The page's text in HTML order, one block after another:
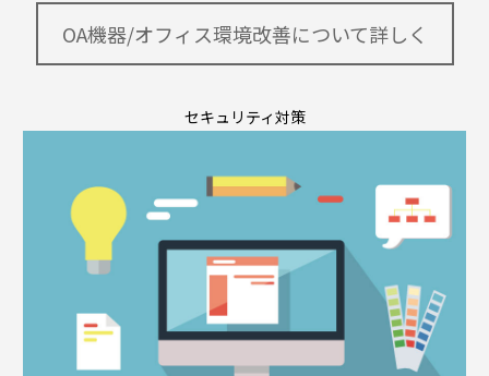
OA機器/オフィス環境改善について詳しく
セキュリティ対策